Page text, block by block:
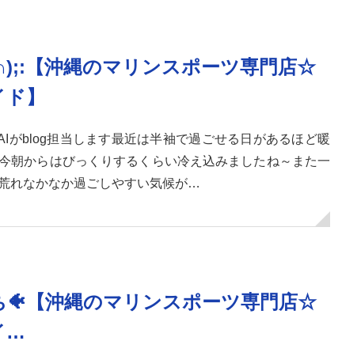
【沖縄のマリンスポーツ専門店☆
】
がblog担当します最近は半袖で過ごせる日があるほど暖
朝からはびっくりするくらい冷え込みましたね～また一
れなかなか過ごしやすい気候が…
🐠【沖縄のマリンスポーツ専門店☆
…